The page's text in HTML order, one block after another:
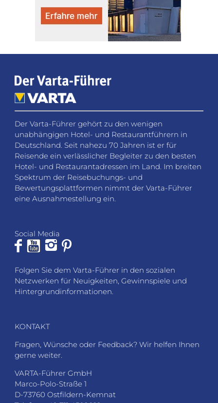
Der Varta-Führer gehört zu den wenigen
unabhängigen Hotel- und Restaurantführern in
Deutschland. Seit nahezu 70 Jahren ist er für
Reisende ein verlässlicher Begleiter zu den besten
Hotel- und Restaurantadressen im Land. Im breiten
Spektrum der Reisebuchungs- und
Bewertungsplattformen nimmt der Varta-Führer
eine Ausnahmestellung ein.
Social Media
Folgen Sie dem Varta-Führer in den sozialen
Netzwerken für Neuigkeiten, Gewinnspiele und
Hintergrundinformationen.
KONTAKT
Fragen, Wünsche oder Feedback? Wir helfen Ihnen
gerne weiter.
VARTA-Führer GmbH
Marco-Polo-Straße 1
D-73760 Ostfildern-Kemnat